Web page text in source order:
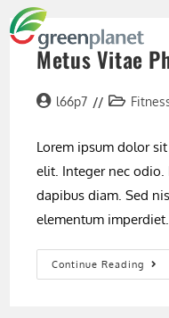
Skip
to
contentMetus Vitae
Postl66p7
Post
Lorem ipsum dolor
elit. Integer nec odio.
dapibus diam. Sed
elementum
Continue Reading